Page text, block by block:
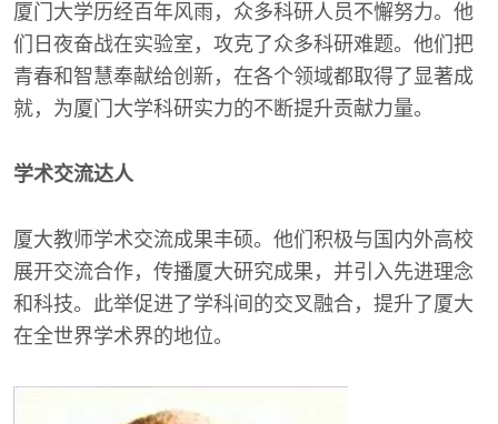
厦门大学历经百年风雨，众多科研人员不懈努力。他
们日夜奋战在实验室，攻克了众多科研难题。他们把
青春和智慧奉献给创新，在各个领域都取得了显著成
就，为厦门大学科研实力的不断提升贡献力量。
学术交流达人
厦大教师学术交流成果丰硕。他们积极与国内外高校
展开交流合作，传播厦大研究成果，并引入先进理念
和科技。此举促进了学科间的交叉融合，提升了厦大
在全世界学术界的地位。